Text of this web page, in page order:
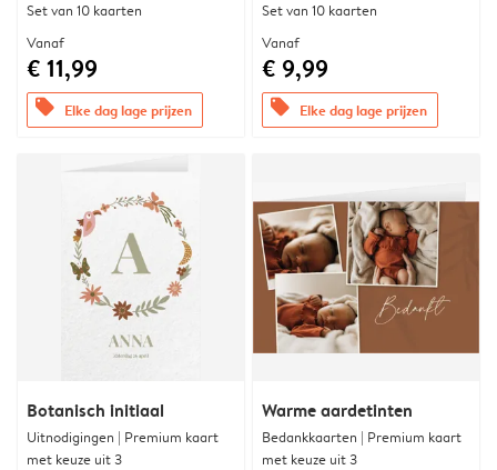
Set van 10 kaarten
Vanaf
€ 11,99
offers Elke dag lage prijzen
Set van 10 kaarten
Vanaf
€ 9,99
offers Elke dag lage prijzen
Botanisch initiaal
Uitnodigingen | Premium kaart
met keuze uit 3
Warme aardetinten
Bedankkaarten | Premium kaart
met keuze uit 3